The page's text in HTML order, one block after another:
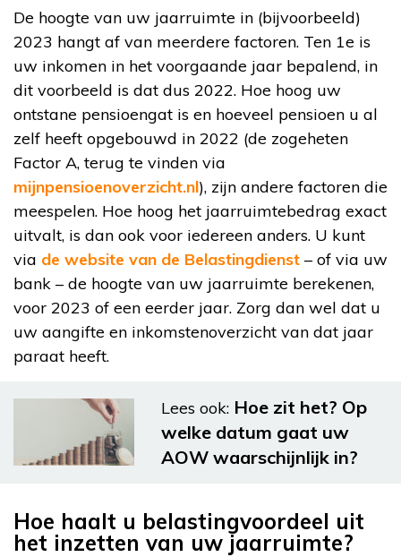
De hoogte van uw jaarruimte in (bijvoorbeeld)
2023 hangt af van meerdere factoren. Ten 1e is
uw inkomen in het voorgaande jaar bepalend, in
dit voorbeeld is dat dus 2022. Hoe hoog uw
ontstane pensioengat is en hoeveel pensioen u al
zelf heeft opgebouwd in 2022 (de zogeheten
Factor A, terug te vinden via
mijnpensioenoverzicht.nl), zijn andere factoren die
meespelen. Hoe hoog het jaarruimtebedrag exact
uitvalt, is dan ook voor iedereen anders. U kunt
via de website van de Belastingdienst – of via uw
bank – de hoogte van uw jaarruimte berekenen,
voor 2023 of een eerder jaar. Zorg dan wel dat u
uw aangifte en inkomstenoverzicht van dat jaar
paraat heeft.
Lees ook: Hoe zit het? Op
welke datum gaat uw
AOW waarschijnlijk in?
Hoe haalt u belastingvoordeel uit
het inzetten van uw jaarruimte?